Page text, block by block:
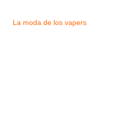
La moda de los vapers